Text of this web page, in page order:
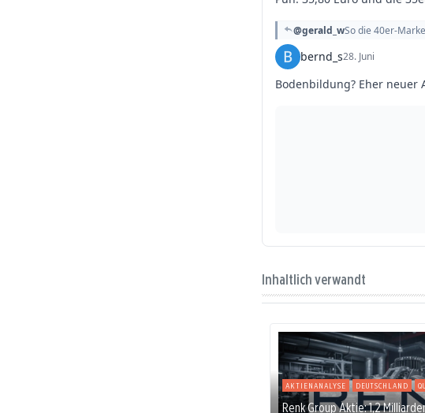
Inhaltlich verwandt
AKTIENANALYSE DEUTSCHLAND
Renk Group Aktie: 1,2